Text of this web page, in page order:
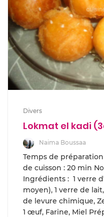
Divers
Lokmat el kadi
Naima Boussaa
Temps de préparation
de cuisson : 20 min
Ingrédients : 1 verre
moyen), 1 verre de
de levure chimique,
1 œuf, Farine, Miel